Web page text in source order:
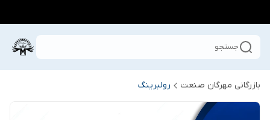
جستجو
بازرگانی مهرگان صنعت رولبرینگ